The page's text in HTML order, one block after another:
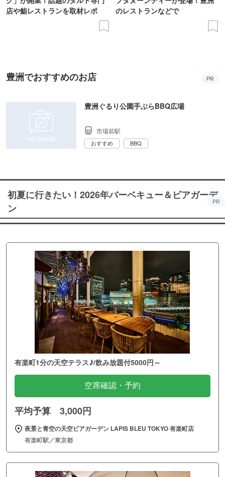
店や鮨レストランを取材レポ
のレストランなどで
豊洲でおすすめのお店 PR
豊洲ぐるり公園手ぶらBBQ広場
市場前駅
おすすめ BBQ
初夏に行きたい！2026年バーベキュー＆ビアガーデ
ン
PR
有楽町1分の天空テラス♪/飲み放題付5000円～
空席確認・予約
平均予算 3,000円
夜景と青空の天空ビアガーデン LAPIS BLEU TOKYO 有楽町店
有楽町駅／東京都